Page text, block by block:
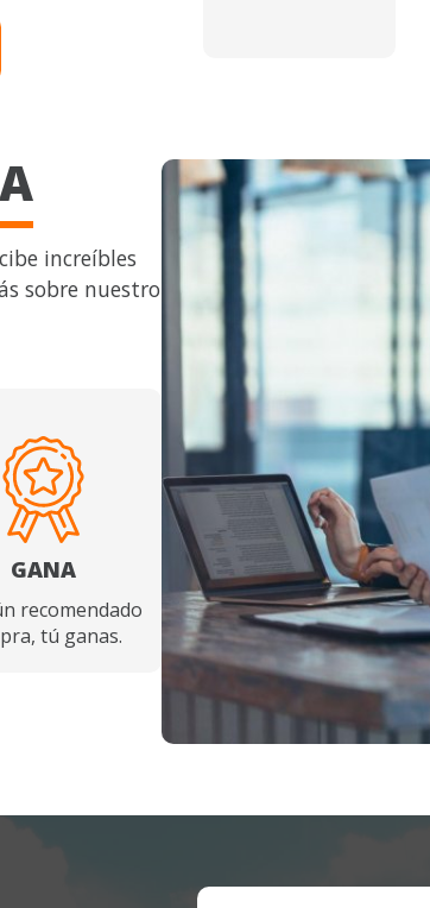
increíbles
sobre nuestro
GANA
recomendado
tú ganas.